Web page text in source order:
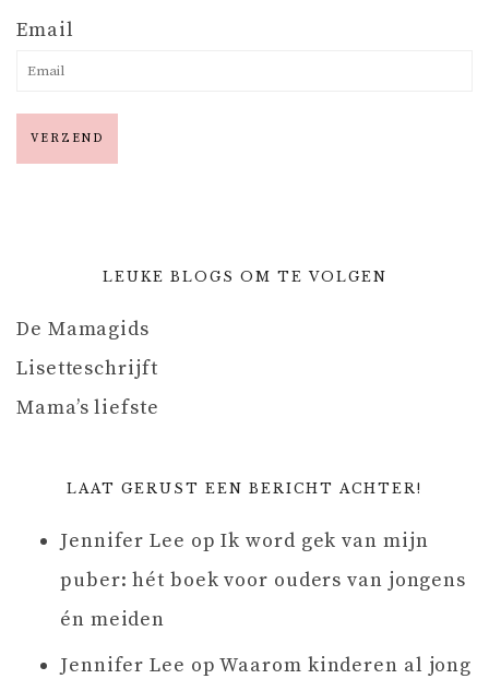
Email
LEUKE BLOGS OM TE VOLGEN
De Mamagids
Lisetteschrijft
Mama’s liefste
LAAT GERUST EEN BERICHT ACHTER!
Jennifer Lee opIk word gek van mijn
puber: hét boek voor ouders van jongens
én meiden
Jennifer Lee opWaarom kinderen al jong